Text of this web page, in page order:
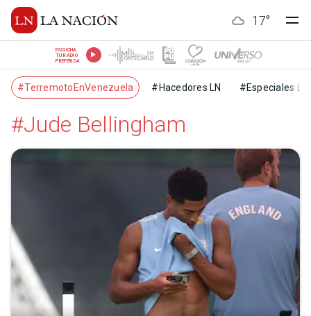
17°
ESCUCHÁ
TU RADIO
PREFERIDA
#TerremotoEnVenezuela #Hacedores LN #Especiales LN
#Jude Bellingham